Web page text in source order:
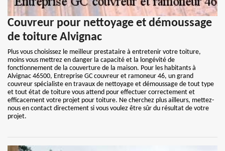
Couvreur pour nettoyage et démoussage
de toiture Alvignac
Plus vous choisissez le meilleur prestataire à entretenir votre toiture,
moins vous mettrez en danger la capacité et la longévité de
fonctionnement de la couverture de la maison. Pour les habitants à
Alvignac 46500, Entreprise GC couvreur et ramoneur 46, un grand
couvreur spécialiste en travaux de nettoyage et démoussage de tout type
et tout état de toiture vous attend pour effectuer correctement et
efficacement votre projet pour toiture. Ne cherchez plus ailleurs, mettez-
nous en contact directement si vous voulez être sûr du résultat de votre
projet.